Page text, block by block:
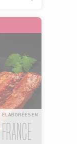
ÉLABORÉES EN
FRANCE